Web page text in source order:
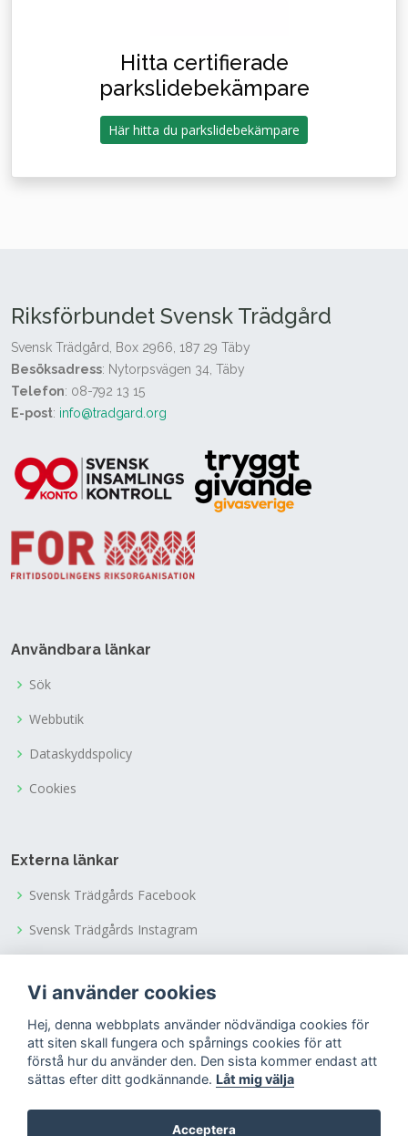
Hitta certifierade
parkslidebekämpare
Här hitta du parkslidebekämpare
Riksförbundet Svensk Trädgård
Svensk Trädgård, Box 2966, 187 29 Täby
Besöksadress: Nytorpsvägen 34, Täby
Telefon: 08-792 13 15
E-post: info@tradgard.org
Användbara länkar
Sök
Webbutik
Dataskyddspolicy
Cookies
Externa länkar
Svensk Trädgårds Facebook
Svensk Trädgårds Instagram
Tusen Trädgårdars Facebook
Tusen Trädgårdars Instagram
Vi använder cookies
Hej, denna webbplats använder nödvändiga cookies för
att siten skall fungera och spårnings cookies för att
förstå hur du använder den. Den sista kommer endast att
sättas efter ditt godkännande. Låt mig välja
Acceptera